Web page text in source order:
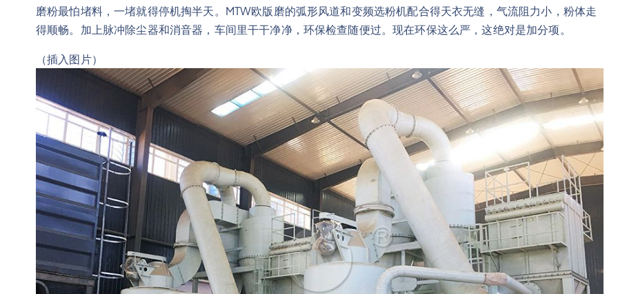
磨粉最怕堵料，一堵就得停机掏半天。MTW欧版磨的弧形风道和变频选粉机配合得天衣无缝，气流阻力小，粉体走
得顺畅。加上脉冲除尘器和消音器，车间里干干净净，环保检查随便过。现在环保这么严，这绝对是加分项。
（插入图片）